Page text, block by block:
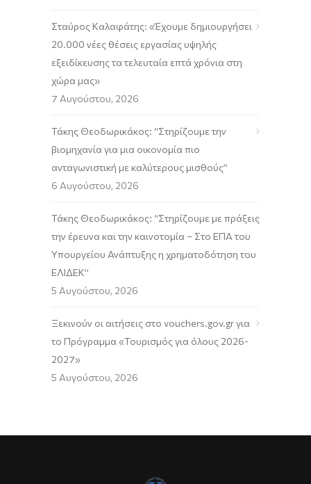
Σταύρος Καλαφάτης: «Έχουμε δημιουργήσει
20.000 νέες θέσεις εργασίας υψηλής
εξειδίκευσης τα τελευταία επτά χρόνια στη
χώρα μας»
7 Αυγούστου, 2026
Τάκης Θεοδωρικάκος: “Στηρίζουμε την
βιομηχανία για μια οικονομία πιο
ανταγωνιστική με καλύτερους μισθούς”
6 Αυγούστου, 2026
Τάκης Θεοδωρικάκος: “Στηρίζουμε με πράξεις
την έρευνα και την καινοτομία – Στο ΕΠΑ του
Υπουργείου Ανάπτυξης η χρηματοδότηση του
ΕΛΙΔΕΚ”
5 Αυγούστου, 2026
Ξεκινούν οι αιτήσεις στο vouchers.gov.gr για
το Πρόγραμμα «Τουρισμός για όλους 2026-
2027»
5 Αυγούστου, 2026